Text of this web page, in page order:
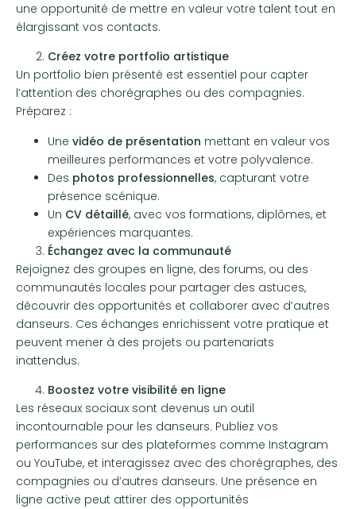
une opportunité de mettre en valeur votre talent tout en
élargissant vos contacts.
Créez votre portfolio artistique
Un portfolio bien présenté est essentiel pour capter
l’attention des chorégraphes ou des compagnies.
Préparez :
Une vidéo de présentation mettant en valeur vos
meilleures performances et votre polyvalence.
Des photos professionnelles, capturant votre
présence scénique.
Un CV détaillé, avec vos formations, diplômes, et
expériences marquantes.
Échangez avec la communauté
Rejoignez des groupes en ligne, des forums, ou des
communautés locales pour partager des astuces,
découvrir des opportunités et collaborer avec d’autres
danseurs. Ces échanges enrichissent votre pratique et
peuvent mener à des projets ou partenariats
inattendus.
Boostez votre visibilité en ligne
Les réseaux sociaux sont devenus un outil
incontournable pour les danseurs. Publiez vos
performances sur des plateformes comme Instagram
ou YouTube, et interagissez avec des chorégraphes, des
compagnies ou d’autres danseurs. Une présence en
ligne active peut attirer des opportunités